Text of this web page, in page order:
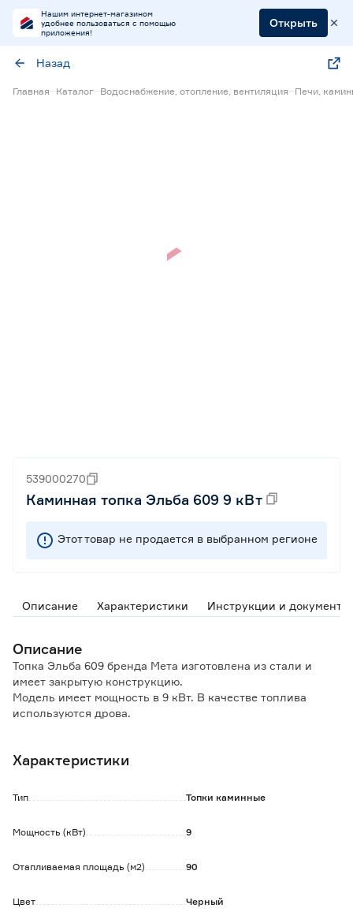
Нашим интернет-магазином
удобнее пользоваться с помощью
приложения!
Открыть
Назад
Главная Каталог Водоснабжение, отопление, вентиляция Печи,
539000270
Каминная топка Эльба 609 9 кВт
Этот товар не продается в выбранном регионе
Описание Характеристики Инструкции и документы
Описание
Топка Эльба 609 бренда Мета изготовлена из стали и
имеет закрытую конструкцию.
Модель имеет мощность в 9 кВт. В качестве топлива
используются дрова.
В комплекте с топкой идут съемные регулируемые
Характеристики
Тип Топки каминные
Мощность (кВт) 9
Отапливаемая площадь (м2) 90
Цвет Черный